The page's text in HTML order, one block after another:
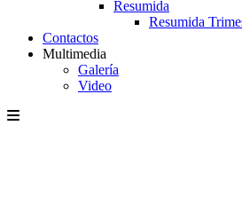
Resumida
Resumida
Contactos
Multimedia
Galería
Video